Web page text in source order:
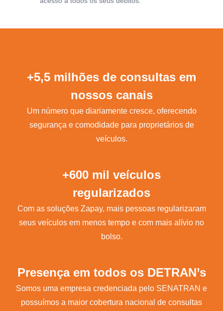
+5,5 milhões de consultas em
nossos canais
Um número que diariamente cresce, oferecendo
segurança e comodidade para proprietários de
veículos.
+600 mil veículos
regularizados
Com as soluções Zapay, mais pessoas regularizaram
seus veículos em menos tempo e com mais alívio no
bolso.
Presença em todos os DETRAN’s
Somos uma empresa credenciada pelo SENATRAN e
possuímos a maior cobertura nacional de consultas